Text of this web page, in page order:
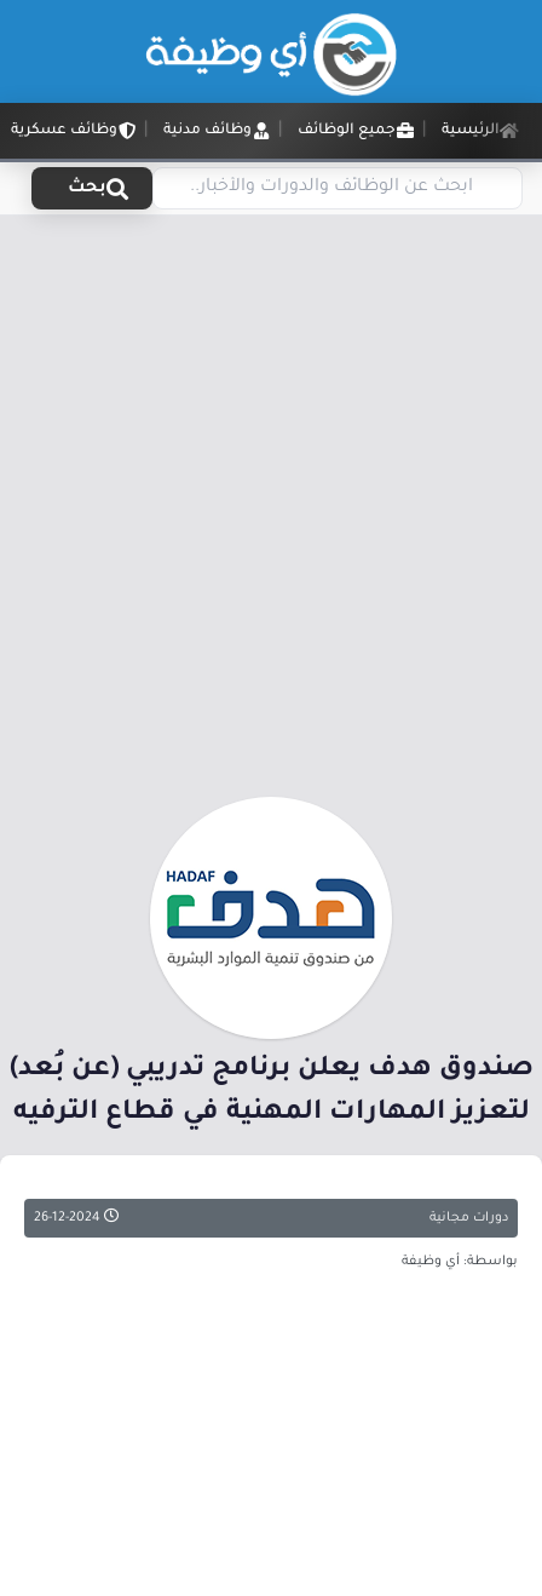
الرئيسية جميع الوظائف وظائف مدنية وظائف عسكرية
بحث
صندوق هدف يعلن برنامج تدريبي (عن بُعد)
لتعزيز المهارات المهنية في قطاع الترفيه
دورات مجانية
بواسطة: أي وظيفة